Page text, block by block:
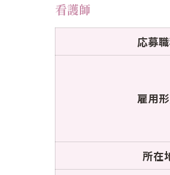
看護師
応募
雇用
所在